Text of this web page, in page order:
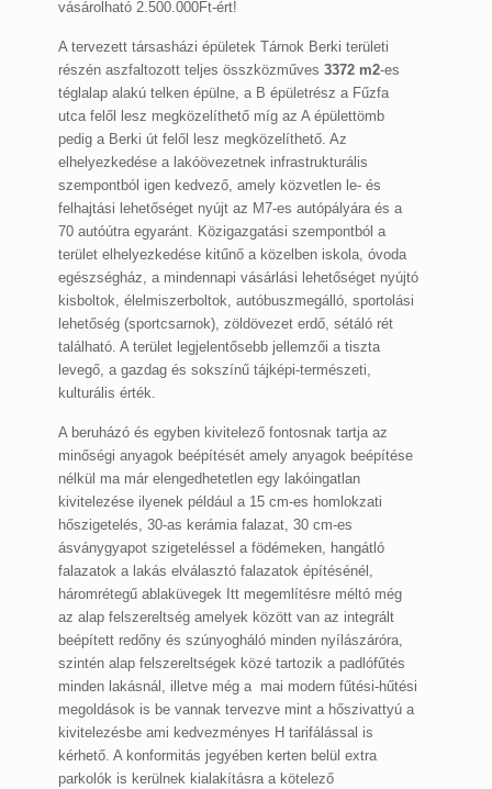
vásárolható 2.500.000Ft-ért!
A tervezett társasházi épületek Tárnok Berki területi
részén aszfaltozott teljes összközműves 3372 m2-es
téglalap alakú telken épülne, a B épületrész a Fűzfa
utca felől lesz megközelíthető míg az A épülettömb
pedig a Berki út felől lesz megközelíthető. Az
elhelyezkedése a lakóövezetnek infrastrukturális
szempontból igen kedvező, amely közvetlen le- és
felhajtási lehetőséget nyújt az M7-es autópályára és a
70 autóútra egyaránt. Közigazgatási szempontból a
terület elhelyezkedése kitűnő a közelben iskola, óvoda
egészségház, a mindennapi vásárlási lehetőséget nyújtó
kisboltok, élelmiszerboltok, autóbuszmegálló, sportolási
lehetőség (sportcsarnok), zöldövezet erdő, sétáló rét
található. A terület legjelentősebb jellemzői a tiszta
levegő, a gazdag és sokszínű tájképi-természeti,
kulturális érték.
A beruházó és egyben kivitelező fontosnak tartja az
minőségi anyagok beépítését amely anyagok beépítése
nélkül ma már elengedhetetlen egy lakóingatlan
kivitelezése ilyenek például a 15 cm-es homlokzati
hőszigetelés, 30-as kerámia falazat, 30 cm-es
ásványgyapot szigeteléssel a födémeken, hangátló
falazatok a lakás elválasztó falazatok építésénél,
háromrétegű ablaküvegek Itt megemlítésre méltó még
az alap felszereltség amelyek között van az integrált
beépített redőny és szúnyogháló minden nyílászáróra,
szintén alap felszereltségek közé tartozik a padlófűtés
minden lakásnál, illetve még a mai modern fűtési-hűtési
megoldások is be vannak tervezve mint a hőszivattyú a
kivitelezésbe ami kedvezményes H tarifálással is
kérhető. A konformitás jegyében kerten belül extra
parkolók is kerülnek kialakításra a kötelező